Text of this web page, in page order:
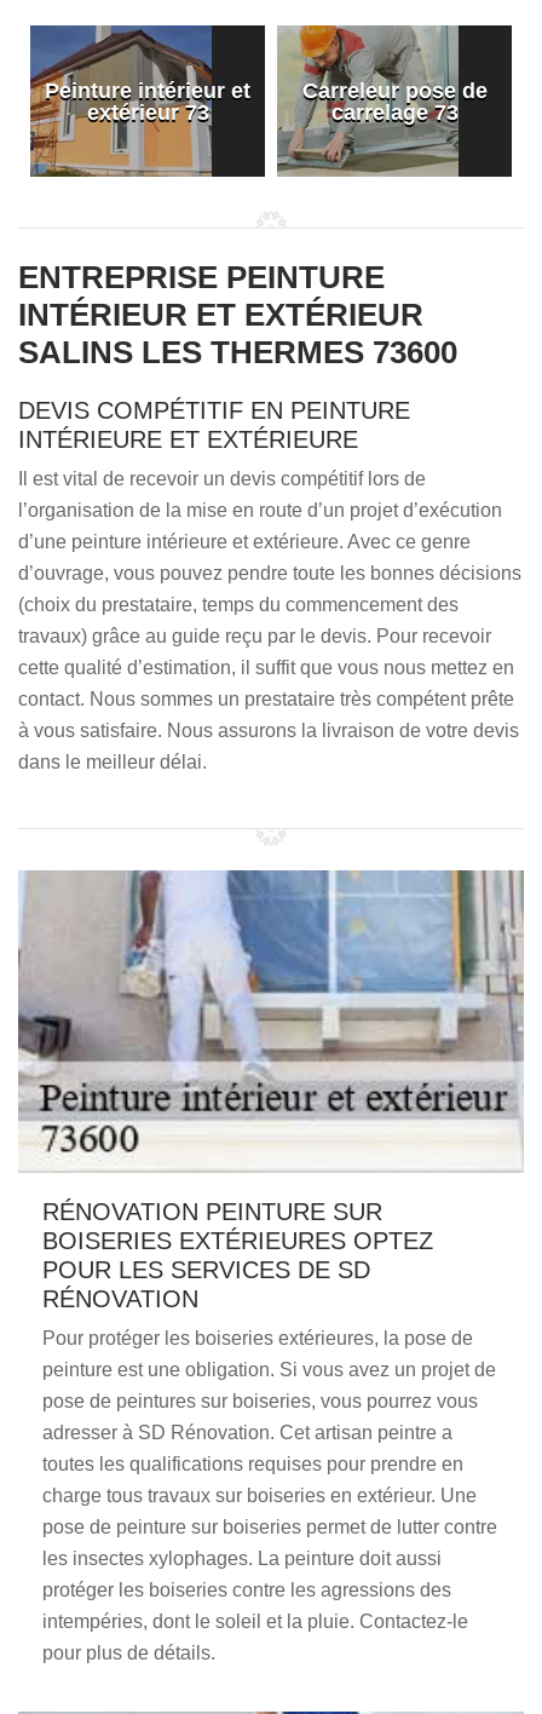
Peinture intérieur et
extérieur 73
Carreleur pose de
carrelage 73
ENTREPRISE PEINTURE
INTÉRIEUR ET EXTÉRIEUR
SALINS LES THERMES 73600
DEVIS COMPÉTITIF EN PEINTURE
INTÉRIEURE ET EXTÉRIEURE
Il est vital de recevoir un devis compétitif lors de
l’organisation de la mise en route d’un projet d’exécution
d’une peinture intérieure et extérieure. Avec ce genre
d’ouvrage, vous pouvez pendre toute les bonnes décisions
(choix du prestataire, temps du commencement des
travaux) grâce au guide reçu par le devis. Pour recevoir
cette qualité d’estimation, il suffit que vous nous mettez en
contact. Nous sommes un prestataire très compétent prête
à vous satisfaire. Nous assurons la livraison de votre devis
dans le meilleur délai.
RÉNOVATION PEINTURE SUR
BOISERIES EXTÉRIEURES OPTEZ
POUR LES SERVICES DE SD
RÉNOVATION
Pour protéger les boiseries extérieures, la pose de
peinture est une obligation. Si vous avez un projet de
pose de peintures sur boiseries, vous pourrez vous
adresser à SD Rénovation. Cet artisan peintre a
toutes les qualifications requises pour prendre en
charge tous travaux sur boiseries en extérieur. Une
pose de peinture sur boiseries permet de lutter contre
les insectes xylophages. La peinture doit aussi
protéger les boiseries contre les agressions des
intempéries, dont le soleil et la pluie. Contactez-le
pour plus de détails.